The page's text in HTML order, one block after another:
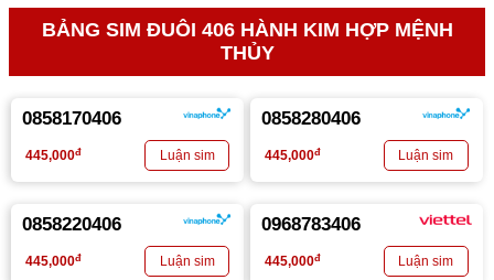
BẢNG SIM ĐUÔI 406 HÀNH KIM HỢP MỆNH
THỦY
0858170406
445,000đ
0858280406
445,000đ
0858220406
445,000đ
0968783406
445,000đ